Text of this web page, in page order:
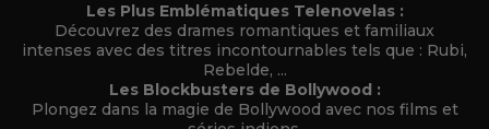
Les Plus Emblématiques Telenovelas :
Découvrez des drames romantiques et familiaux
intenses avec des titres incontournables tels que : Rubi,
Rebelde, ...
Les Blockbusters de Bollywood :
Plongez dans la magie de Bollywood avec nos films et